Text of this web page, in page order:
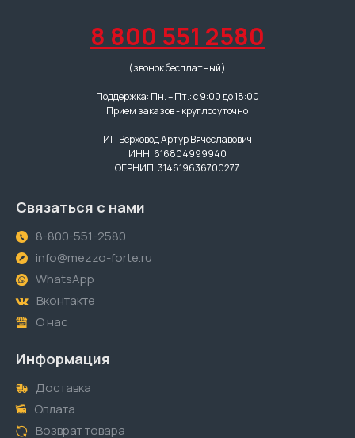
8 800 551 2580
(звонок бесплатный)
Поддержка: Пн. – Пт.: с 9:00 до 18:00
Прием заказов - круглосуточно
ИП Верховод Артур Вячеславович
ИНН: 616804999940
ОГРНИП: 314619636700277
Связаться с нами
8-800-551-2580
info@mezzo-forte.ru
WhatsApp
Вконтакте
О нас
Информация
Доставка
Оплата
Возврат товара